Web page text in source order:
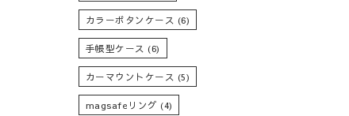
カラーボタンケース (6)
手帳型ケース (6)
カーマウントケース (5)
magsafeリング (4)